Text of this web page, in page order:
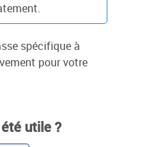
spécifique à
pour votre
utile ?